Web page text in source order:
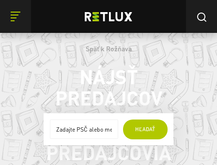
Späť k Rožňava
NÁJSŤ
PREDAJCOV
HĽADAŤ
ONLINE
PREDAJCOVIA